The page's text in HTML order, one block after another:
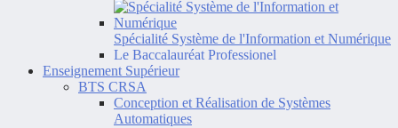
Spécialité Système de l'Information et Numérique
Le Baccalauréat Professionel
Enseignement Supérieur
BTS CRSA
Conception et Réalisation de Systèmes
Automatiques